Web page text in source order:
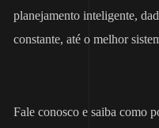
planejamento inteligente,
constante, até o melhor
Fale conosco e saiba como